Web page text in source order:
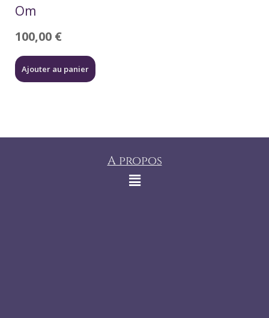
Om
100,00 €
Ajouter au panier
A propos